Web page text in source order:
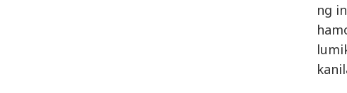
ng